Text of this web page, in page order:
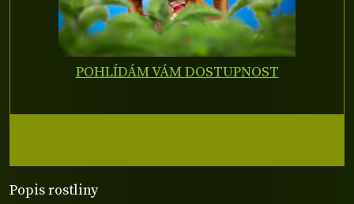
Popis rostliny
POHLÍDÁM VÁM DOSTUPNOST